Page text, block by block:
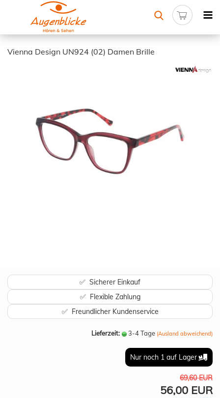
Vienna Design UN924 (02) Damen Brille
✅ Sicherer Einkauf
✅ Flexible Zahlung
✅ Freundlicher Kundenservice
Lieferzeit: 3-4 Tage (Ausland abweichend)
Nur noch 1 auf Lager
69,60 EUR
56,00 EUR